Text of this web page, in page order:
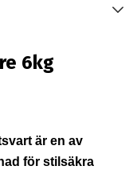
6kg
är en av
för stilsäkra